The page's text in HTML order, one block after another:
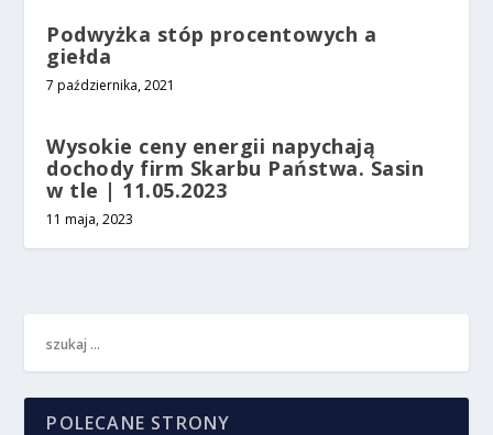
Podwyżka stóp procentowych a
giełda
7 października, 2021
Wysokie ceny energii napychają
dochody firm Skarbu Państwa. Sasin
w tle | 11.05.2023
11 maja, 2023
POLECANE STRONY